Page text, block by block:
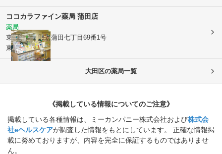
ココカラファイン薬局 蒲田店
薬局
東京都大田区西蒲田七丁目69番1号
東急プラザ1階
大田区の薬局一覧
《掲載している情報についてのご注意》
掲載している各種情報は、ミーカンパニー株式会社および株式会
社eヘルスケアが調査した情報をもとにしています。 正確な情報掲
載に努めておりますが、内容を完全に保証するものではありませ
ん。